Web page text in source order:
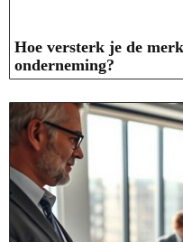
Hoe versterk je de
onderneming?